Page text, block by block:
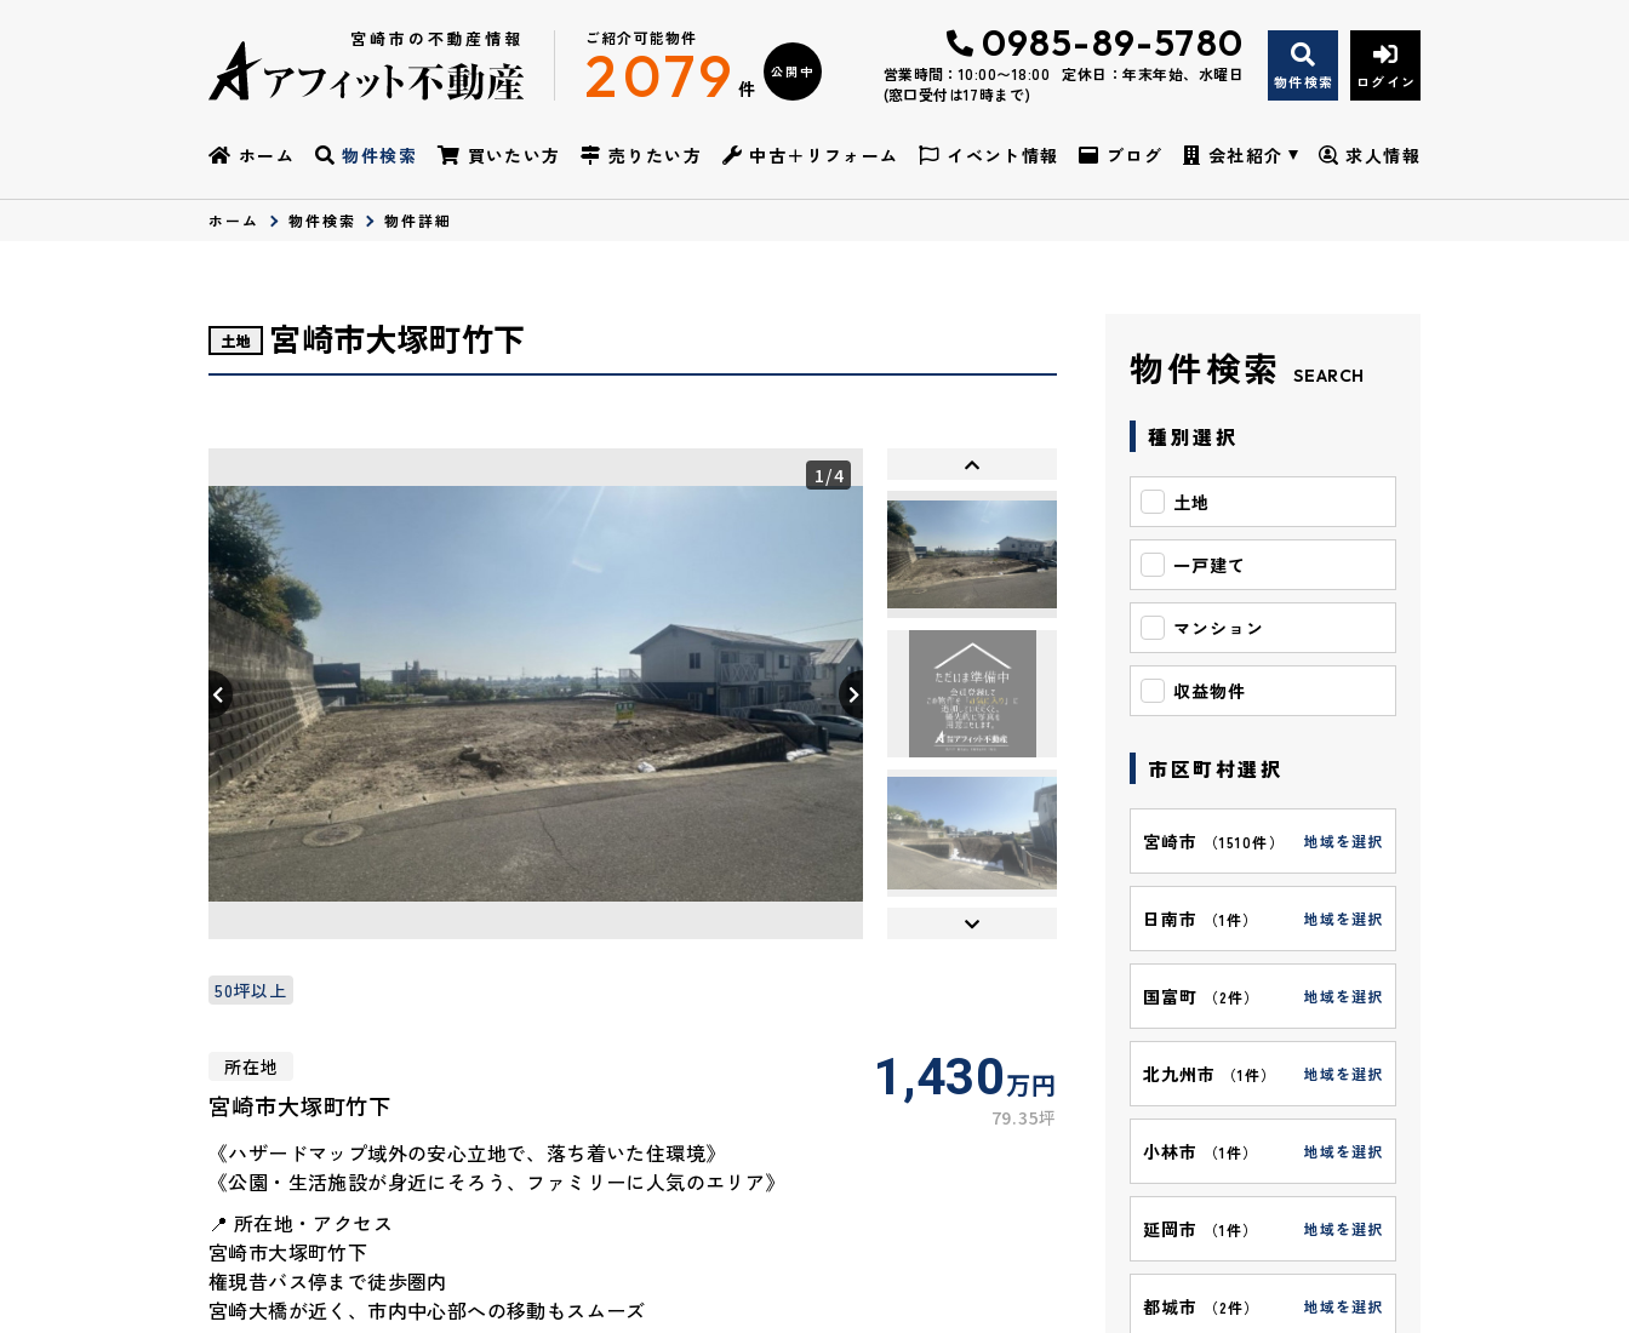
ご紹介可能物件
2079件
公開中
宮崎市の不動産情報 0985-89-5780
営業時間：10:00〜18:00
定休日：年末年始、水曜日
(窓口受付は17時まで)
物件検索 ログイン
ホーム 物件検索 買いたい方 売りたい方 中古＋リフォーム イベント情報 ブログ 会社紹介 求人情報
ホーム 物件検索 物件詳細
土地 宮崎市大塚町竹下
1/4
50坪以上
所在地
宮崎市大塚町竹下 1,430万円
79.35坪
《ハザードマップ域外の安心立地で、落ち着いた住環境》
《公園・生活施設が身近にそろう、ファミリーに人気のエリア》
📍 所在地・アクセス
宮崎市大塚町竹下
権現昔バス停まで徒歩圏内
宮崎大橋が近く、市内中心部への移動もスムーズ
物件検索 SEARCH
種別選択
土地
一戸建て
マンション
収益物件
市区町村選択
宮崎市 （1510件） 地域を選択
日南市 （1件） 地域を選択
国富町 （2件） 地域を選択
北九州市 （1件） 地域を選択
小林市 （1件） 地域を選択
延岡市 （1件） 地域を選択
都城市 （2件） 地域を選択